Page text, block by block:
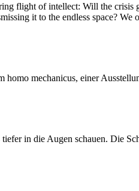
flight of intellect: Will the crisis
it to the endless space? We
mechanicus, einer
in die Augen schauen. Die